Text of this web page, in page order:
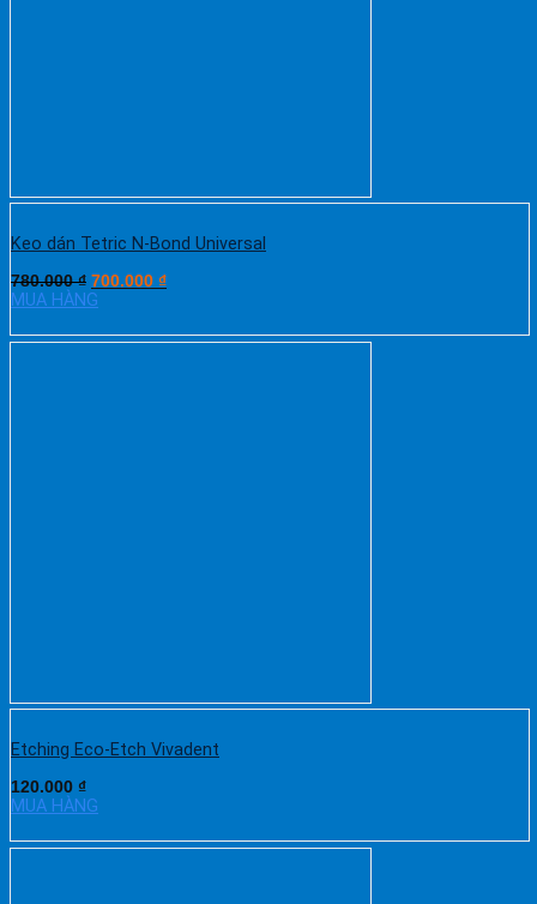
Keo dán Tetric N-Bond Universal
780.000₫ 700.000 ₫
MUA HÀNG
Etching Eco-Etch Vivadent
120.000 ₫
MUA HÀNG